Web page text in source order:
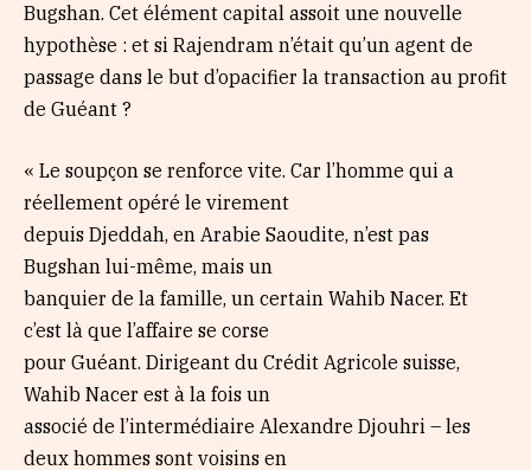
Bugshan. Cet élément capital assoit une nouvelle
hypothèse : et si Rajendram n’était qu’un agent de
passage dans le but d’opacifier la transaction au profit
de Guéant ?
« Le soupçon se renforce vite. Car l’homme qui a
réellement opéré le virement
depuis Djeddah, en Arabie Saoudite, n’est pas
Bugshan lui-même, mais un
banquier de la famille, un certain Wahib Nacer. Et
c’est là que l’affaire se corse
pour Guéant. Dirigeant du Crédit Agricole suisse,
Wahib Nacer est à la fois un
associé de l’intermédiaire Alexandre Djouhri – les
deux hommes sont voisins en